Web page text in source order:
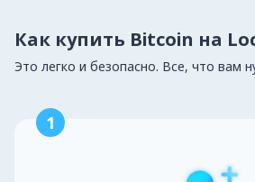
Как купить Bitcoin на
Это легко и безопасно. Все, что вам
1